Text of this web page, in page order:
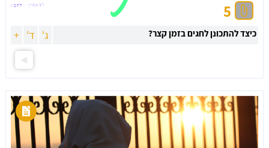
5
כיצד להתכונן לחגים בזמן קצר? ג' ד' +